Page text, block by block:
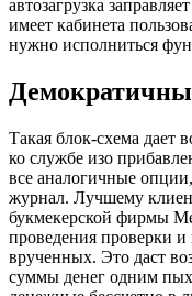
автозагрузка
имеет кабинета
нужно исполниться
Такая блок-схема дает
ко службе изо
все аналогичные
журнал. Лучшему
букмекерской фирмы
проведения проверки
врученных. Это даст
суммы денег одним